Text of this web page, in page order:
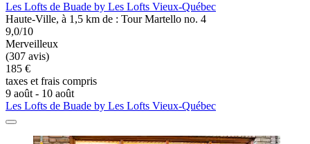
Les Lofts de Buade by Les Lofts Vieux-Québec
Haute-Ville, à 1,5 km de : Tour Martello no. 4
9,0/10
Merveilleux
(307 avis)
185 €
taxes et frais compris
9 août - 10 août
Les Lofts de Buade by Les Lofts Vieux-Québec